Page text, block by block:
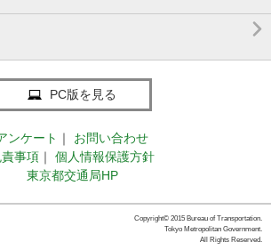

PC版を見る
ンケート ｜
お問い合わせ
事項 ｜
個人情報保護方針
東京都交通局HP
Copyright© 2015 Bureau of Transportation.
Tokyo Metropolitan Government.
All Rights Reserved.